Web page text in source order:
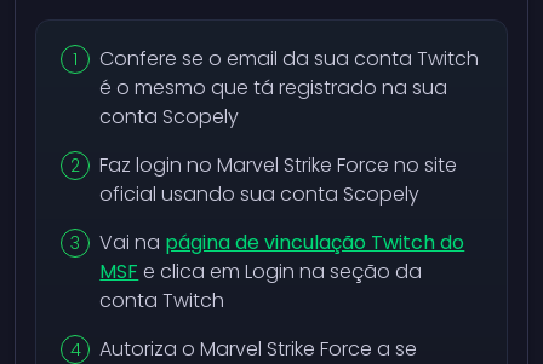
Confere se o email da sua conta Twitch
é o mesmo que tá registrado na sua
conta Scopely
Faz login no Marvel Strike Force no site
oficial usando sua conta Scopely
Vai na página de vinculação Twitch do
MSF e clica em Login na seção da
conta Twitch
Autoriza o Marvel Strike Force a se